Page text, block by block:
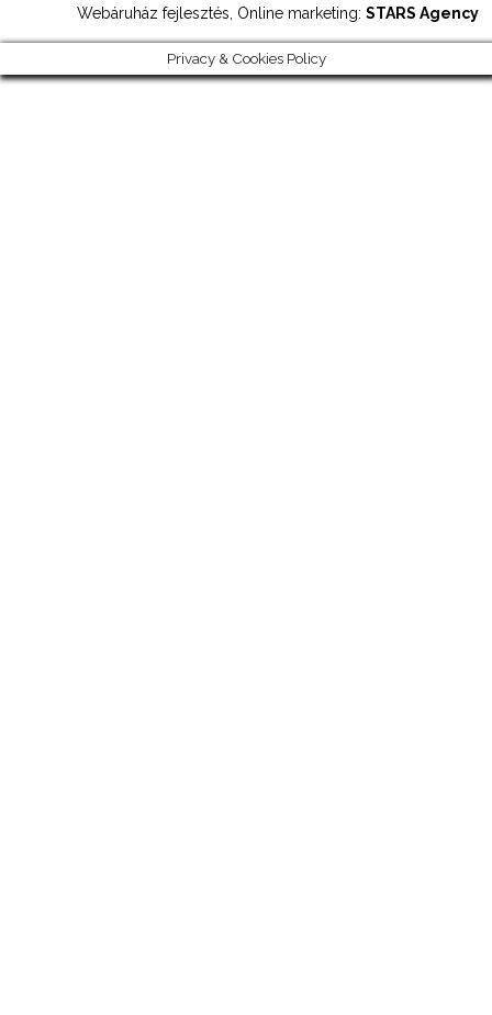
Webáruház fejlesztés, Online marketing: STARS Agency
Privacy & Cookies Policy